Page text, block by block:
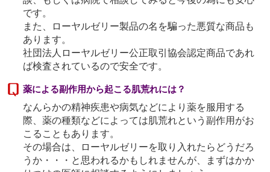
です。
また、ローヤルゼリー製品の名を騙った悪質な商品も
あります。
社団法人ローヤルゼリー公正取引協会認定商品であれ
ば検査されているので安全です。
薬による副作用から起こる肌荒れには？
なんらかの精神疾患や病気などにより薬を服用する
際、薬の種類などによっては肌荒れという副作用がお
こることもあります。
その場合は、ローヤルゼリーを取り入れたらどうだろ
うか・・・と思われるかもしれませんが、まずはかか